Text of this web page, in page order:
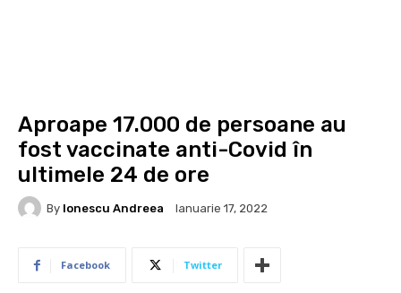
Aproape 17.000 de persoane au
fost vaccinate anti-Covid în
ultimele 24 de ore
By Ionescu Andreea Ianuarie 17, 2022
Facebook Twitter